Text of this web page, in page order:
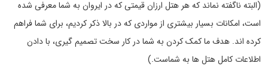
(البته ناگفته نماند که هر هتل ارزان قیمتی که در ایروان به شما معرفی شده
است، امکانات بسیار بیشتری از مواردی که در بالا ذکر کردیم، برای شما فراهم
کرده اند. هدف ما کمک کردن به شما در کار سخت تصمیم گیری، با دادن
اطلاعات کامل هتل ها به شماست.)